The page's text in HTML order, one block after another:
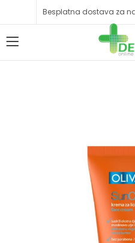
Besplatna dostava za